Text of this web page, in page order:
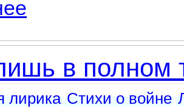
в полном
лирика Стихи о войне